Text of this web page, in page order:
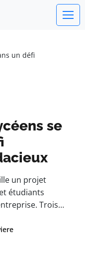
un défi
se
un projet
étudiants
Trois…